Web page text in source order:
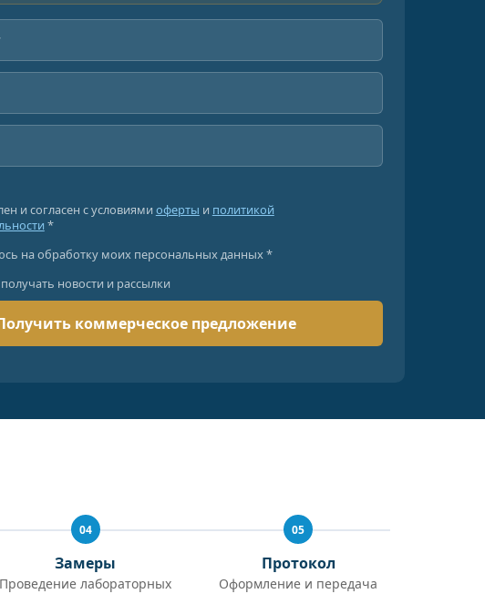
и согласен с условиями оферты и политикой
*
на обработку моих персональных данных *
новости и рассылки
04
Замеры
Проведение лабораторных
05
Протокол
Оформление и передача